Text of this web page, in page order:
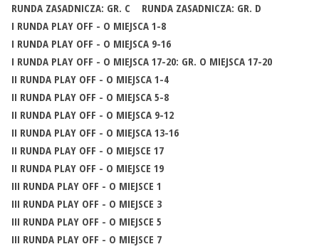
RUNDA ZASADNICZA: GR. C
RUNDA ZASADNICZA: GR. D
I RUNDA PLAY OFF - O MIEJSCA 1-8
I RUNDA PLAY OFF - O MIEJSCA 9-16
I RUNDA PLAY OFF - O MIEJSCA 17-20: GR. O MIEJSCA 17-20
II RUNDA PLAY OFF - O MIEJSCA 1-4
II RUNDA PLAY OFF - O MIEJSCA 5-8
II RUNDA PLAY OFF - O MIEJSCA 9-12
II RUNDA PLAY OFF - O MIEJSCA 13-16
II RUNDA PLAY OFF - O MIEJSCE 17
II RUNDA PLAY OFF - O MIEJSCE 19
III RUNDA PLAY OFF - O MIEJSCE 1
III RUNDA PLAY OFF - O MIEJSCE 3
III RUNDA PLAY OFF - O MIEJSCE 5
III RUNDA PLAY OFF - O MIEJSCE 7